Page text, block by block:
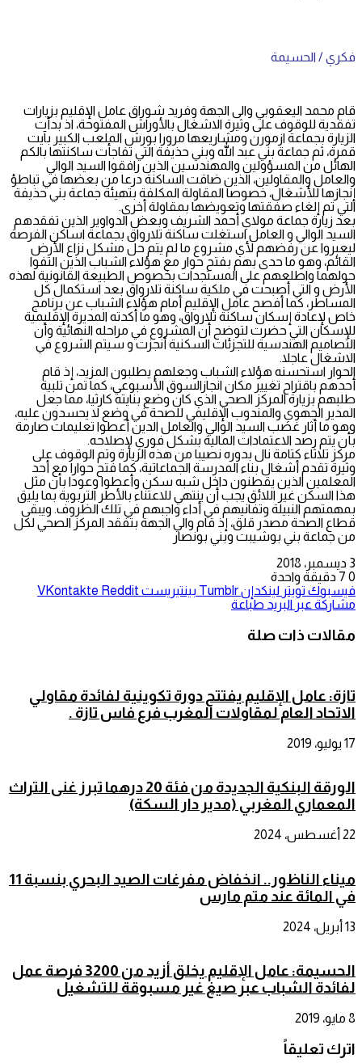
فكري / الحسيمة
قام محمد اليعقوبي والى الجهة وفريد شوراق عامل الإقليم بزيارات
تفقدية للوقوف على وثيرة الاشغال بالأوراش المفتوحة، اذ بدأت
الزيارة بجماعة ازمورن ومشاريعها مرورا بورش الملعب الكبير بآيت
قمرة، ثم جماعة بني عبد الله وبني حذيفة التي تفاجأت ساكنتها بالكم
الهائل من المسؤولين والمهندسين الذين رافقوا السيد الوالي
والعامل والمقاولين، الذين ضاقت الساكنة درعا من بعضها في تباطؤ
إنجازها للأشغال، خصوصا المقاولة المكلفة بتهيئة جماعة بني حذيفة
التي تم إلغاء صفقتها وتعويضها بمقاولة أخرى.
بعد زيارة جماعة مولاي أحمد الشريف وبعض الدواوير الذين تفقدهم
السيد الوالي و العامل استغلت ساكنة تلارواق بجماعة اساكن الفرصة
ليعبروا عن رفضهم لأي مشروع ما لم يتم حل مشكل نزاع الأرض
القائم، وهو ما حدى بهم بفتح حوار مع هؤلاء الشباب الذين التفوا
حولهما واطلعهم على المستجدات بخصوص الطبيعة القانونية لهذه
الأرض و التي أصبحت في ملكية ساكنة تلارواق بعد استكمال كل
المساطر، كما أفصح عامل الإقليم أمام هؤلاء الشباب عن برنامج
خاص لإعادة إسكان ساكنة تلارواق، وهو ما أكدته المديرة الإقليمية
للإسكان التي حضرت لتوضح أن المشروع في مراحله النهائية وأن
التصاميم الهندسية للتجزئات السكنية أنجزت و سيتم الشروع في
الاشغال عاجلا.
الحوار استحسنه هؤلاء الشباب وجعلهم يطلبون المزيد، إذ قام
أحدهم باقتراح تغيير مكان انجازالسوق الأسبوعي، كما تمن تلبية
طلبهم بزيارة المركز الصحي الذي كان وضع بنايته كارثيا، مما جعل
المدير الجهوي والمندوب الإقليمي للصحة في وضع لا يحسدون عليه،
وهو ما أثار غضب السيد الوالي والعامل الدين أعطوا تعليمات صارمة
بأن يتم رصد الاعتمادات المالية بشكل فوري لإصلاحه.
مركز تلاثاء كتامة نال بدوره نصيبا من هذه الزيارة وتم الوقوف على
وثيرة تقدم أشغال بناء المدرسة الجماعاتية، كما فتح حوارا مع أحد
المعلمين الذين يقطنون داخل شبه سكن وأعطوا وعودا بأن مثل
هذا السكن غير اللائق يجب أن ينتهي للاعتناء بالأطر التربوية بما يليق
بمهمتهم النبيلة وتفانيهم في أداء واجبهم في تلك الظروف. ويبقى
قطاع الصحة مصدر قلق، إذ قام والي الجهة بتفقد المركز الصحي لكل
من جماعة بني بوشيبت وبني بونصار
3 ديسمبر، 2018
0
دقيقة واحدة
فيسبوك تويتر لينكدإن بينتيريست
مشاركة عبر البريد طباعة
مقالات ذات صلة
تازة: عامل الإقليم يفتتح دورة تكوينية لفائدة مقاولي
الاتحاد العام لمقاولات المغرب فرع فاس تازة .
17 يوليو، 2019
الورقة البنكية الجديدة من فئة 20 درهما تبرز غنى التراث
المعماري المغربي (مدير دار السكة)
22 أغسطس، 2024
ميناء الناظور.. انخفاض مفرغات الصيد البحري بنسبة 11
في المائة عند متم مارس
13 أبريل، 2024
الحسيمة: عامل الإقليم يخلق أزيد من 3200 فرصة عمل
لفائدة الشباب عبر صيغ غير مسبوقة للتشغيل
8 مايو، 2019
اترك تعليقاً